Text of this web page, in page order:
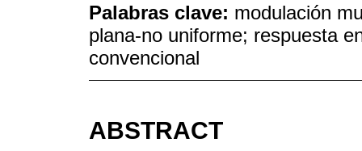
Palabras clave: modulación
plana-no uniforme; respuesta
convencional
ABSTRACT